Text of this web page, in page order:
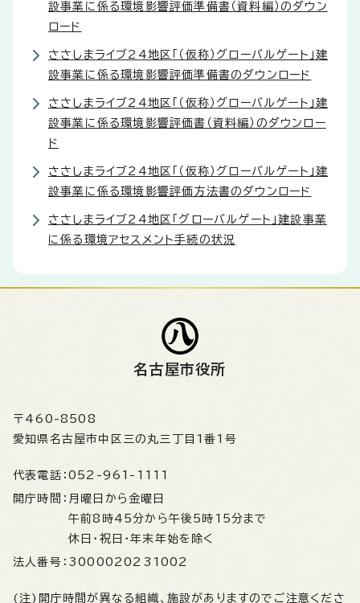
設事業に係る環境影響評価準備書（資料編）のダウン
ロード
ささしまライブ24地区「（仮称）グローバルゲート」建
設事業に係る環境影響評価準備書のダウンロード
ささしまライブ24地区「（仮称）グローバルゲート」建
設事業に係る環境影響評価書（資料編）のダウンロー
ド
ささしまライブ24地区「（仮称）グローバルゲート」建
設事業に係る環境影響評価方法書のダウンロード
ささしまライブ24地区「グローバルゲート」建設事業
に係る環境アセスメント手続の状況
名古屋市役所
〒460-8508
愛知県名古屋市中区三の丸三丁目1番1号
代表電話： 052-961-1111
開庁時間： 月曜日から金曜日
午前8時45分から午後5時15分まで
休日・祝日・年末年始を除く
法人番号： 3000020231002
(注)開庁時間が異なる組織、施設がありますのでご注意くださ